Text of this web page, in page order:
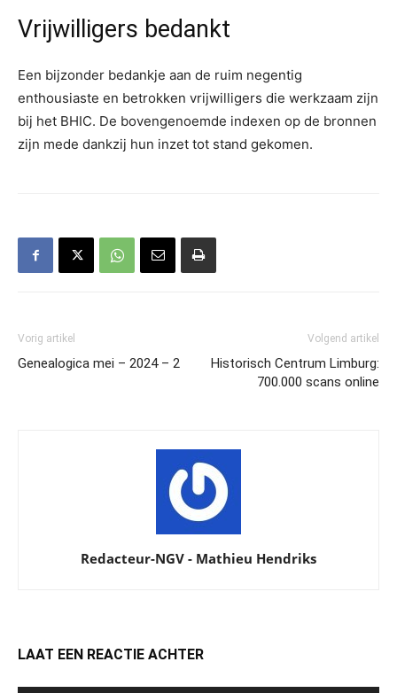
Vrijwilligers bedankt
Een bijzonder bedankje aan de ruim negentig
enthousiaste en betrokken vrijwilligers die werkzaam zijn
bij het BHIC. De bovengenoemde indexen op de bronnen
zijn mede dankzij hun inzet tot stand gekomen.
Vorig artikel
Genealogica mei – 2024 – 2
Volgend artikel
Historisch Centrum Limburg:
700.000 scans online
Redacteur-NGV - Mathieu Hendriks
LAAT EEN REACTIE ACHTER